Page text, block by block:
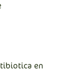
en